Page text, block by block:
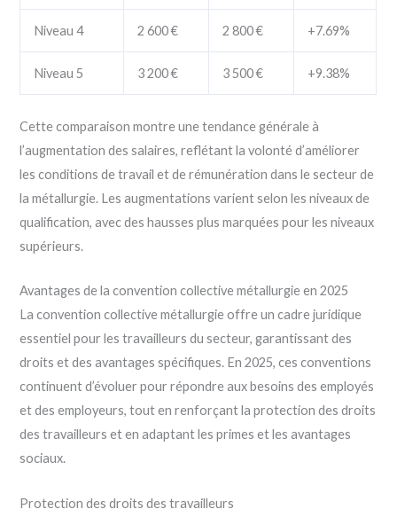
Niveau 4 2 600 € 2 800 € +7.69%
Niveau 5 3 200 € 3 500 € +9.38%
Cette comparaison montre une tendance générale à
l’augmentation des salaires, reflétant la volonté d’améliorer
les conditions de travail et de rémunération dans le secteur de
la métallurgie. Les augmentations varient selon les niveaux de
qualification, avec des hausses plus marquées pour les niveaux
supérieurs.
Avantages de la convention collective métallurgie en 2025
La convention collective métallurgie offre un cadre juridique
essentiel pour les travailleurs du secteur, garantissant des
droits et des avantages spécifiques. En 2025, ces conventions
continuent d’évoluer pour répondre aux besoins des employés
et des employeurs, tout en renforçant la protection des droits
des travailleurs et en adaptant les primes et les avantages
sociaux.
Protection des droits des travailleurs